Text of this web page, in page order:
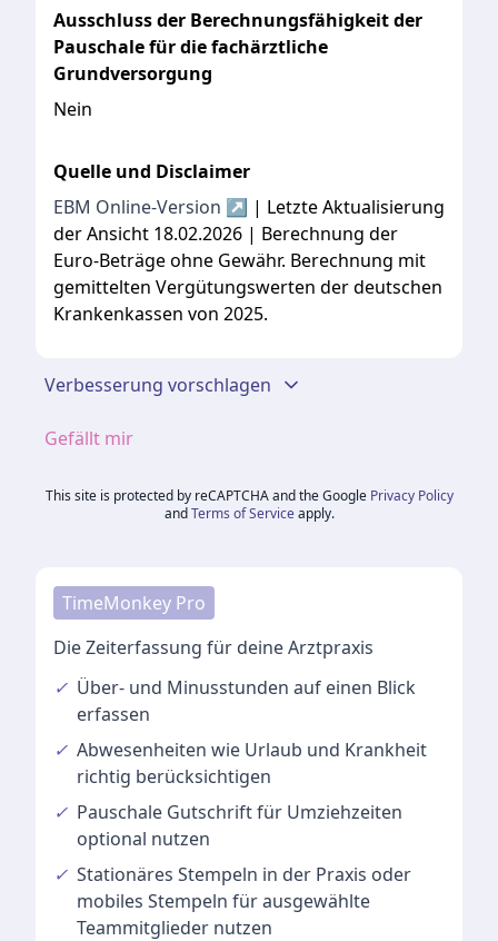
Ausschluss der Berechnungsfähigkeit der
Pauschale für die fachärztliche
Grundversorgung
Nein
Quelle und Disclaimer
EBM Online-Version ↗ | Letzte Aktualisierung
der Ansicht 18.02.2026 | Berechnung der
Euro-Beträge ohne Gewähr. Berechnung mit
gemittelten Vergütungswerten der deutschen
Krankenkassen von 2025.
Verbesserung vorschlagen
Gefällt mir
This site is protected by reCAPTCHA and the Google Privacy Policy
and Terms of Service apply.
TimeMonkey Pro
Die Zeiterfassung für deine Arztpraxis
✓ Über- und Minusstunden auf einen Blick
erfassen
✓ Abwesenheiten wie Urlaub und Krankheit
richtig berücksichtigen
✓ Pauschale Gutschriftfür Umziehzeiten
optional nutzen
✓ Stationäres Stempeln in der Praxis oder
mobiles Stempeln für ausgewählte
Teammitglieder nutzen